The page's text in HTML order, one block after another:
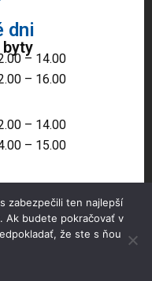
dni
– 14.00
– 16.00
– 14.00
– 15.00
mesta, n.o.,
zabezpečili ten najlepší
Ak budete pokračovať v
že ste s ňou